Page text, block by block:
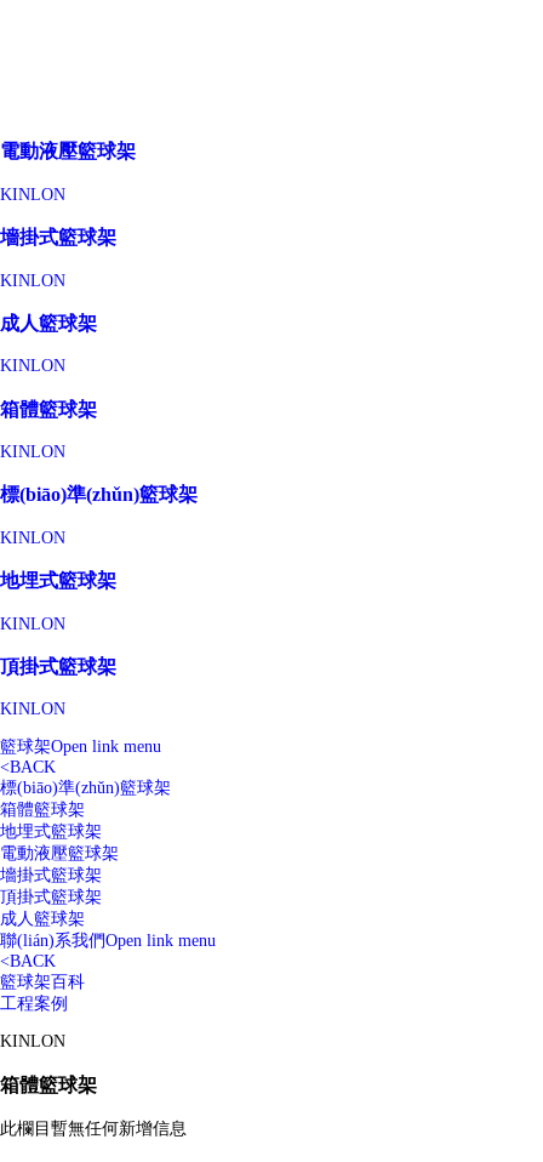
電動液壓籃球架
KINLON
墻掛式籃球架
KINLON
成人籃球架
KINLON
箱體籃球架
KINLON
標(biāo)準(zhǔn)籃球架
KINLON
地埋式籃球架
KINLON
頂掛式籃球架
KINLON
籃球架Open link menu
<BACK
標(biāo)準(zhǔn)籃球架
箱體籃球架
地埋式籃球架
電動液壓籃球架
墻掛式籃球架
頂掛式籃球架
成人籃球架
聯(lián)系我們Open link menu
<BACK
籃球架百科
工程案例
KINLON
箱體籃球架
此欄目暫無任何新增信息